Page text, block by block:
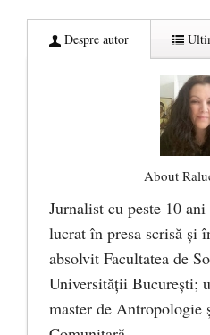
Despre autor
About
Jurnalist cu peste 10
lucrat în presa scrisă și
absolvit Facultatea de
Universității București;
master de Antropologie